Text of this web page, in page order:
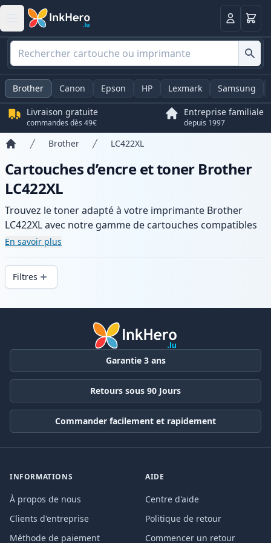
Panier
Brother Canon Epson HP Lexmark Samsung
Livraison gratuite
commandes dès 49€
Entreprise familiale
depuis 1997
Brother LC422XL
Cartouches d’encre et toner Brother
LC422XL
Trouvez le toner adapté à votre imprimante Brother
LC422XL avec notre gamme de cartouches compatibles
et haute capacité. Profitez d’une qualité d’impression
en .
En savoir plus
Filtres
Produits
Garantie 3 ans
Retours sous 90 Jours
Commander facilement et rapidement
INFORMATIONS
À propos de nous
Clients d'entreprise
Méthode de paiement
AIDE
Centre d'aide
Politique de retour
Commencer un retour